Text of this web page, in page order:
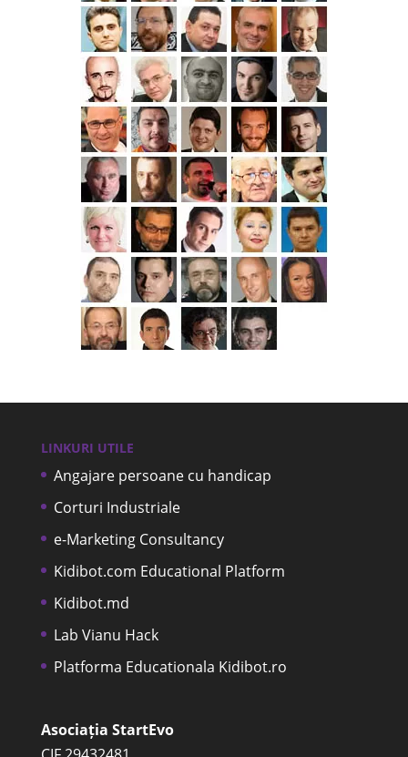
LINKURI UTILE
Angajare persoane cu handicap
Corturi Industriale
e-Marketing Consultancy
Kidibot.com Educational Platform
Kidibot.md
Lab Vianu Hack
Platforma Educationala Kidibot.ro
Asociația StartEvo